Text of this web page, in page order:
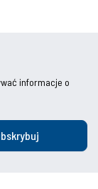
informacje o